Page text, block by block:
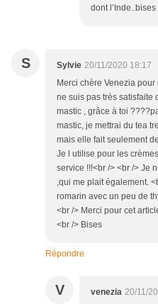
dont
S Sylvie 20/11/2020 18:17
Merci chère Venezia
ne suis pas très satisfaite
mastic , grâce à toi
mastic, je mettrai du tea
mais elle fait seulement
Je l utilise pour les
service !!!<br /> <br /> Je
,qui me plait également.
romarin avec un peu de
<br /> Merci pour cet
<br /> Bises
Répondre
V venezia 20/11/